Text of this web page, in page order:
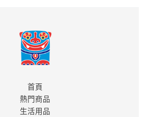
首頁
熱門商品
生活用品